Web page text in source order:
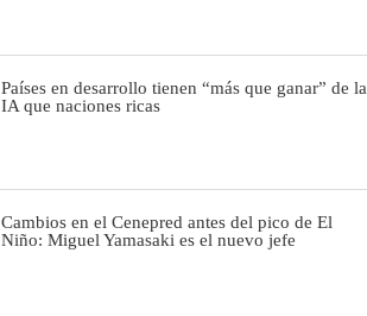
Países en desarrollo tienen “más que ganar” de la
IA que naciones ricas
Cambios en el Cenepred antes del pico de El
Niño: Miguel Yamasaki es el nuevo jefe